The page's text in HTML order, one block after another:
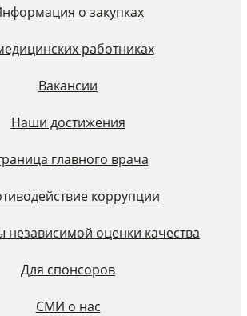
о закупках
работниках
Вакансии
Наши достижения
главного врача
коррупции
независимой оценки качества
Для спонсоров
СМИ о нас